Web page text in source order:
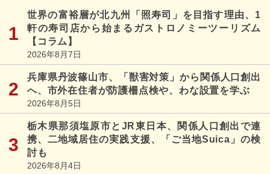
世界の富裕層が北九州「照寿司」を目指す理由、1
軒の寿司店から始まるガストロノミーツーリズム
【コラム】
2026年8月7日
兵庫県丹波篠山市、「獣害対策」から関係人口創出
へ、市外在住者が防護柵点検や、わな設置を学ぶ
2026年8月5日
栃木県那須塩原市とJR東日本、関係人口創出で連
携、二地域居住の実践支援、「ご当地Suica」の検
討も
2026年8月4日